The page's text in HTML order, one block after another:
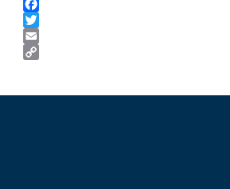
Facebook
Twitter
Email